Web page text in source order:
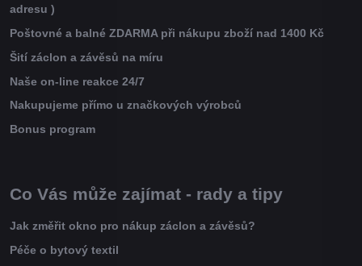
adresu )
Poštovné a balné ZDARMA při nákupu zboží nad 1400 Kč
Šití záclon a závěsů na míru
Naše on-line reakce 24/7
Nakupujeme přímo u značkových výrobců
Bonus program
Co Vás může zajímat - rady a tipy
Jak změřit okno pro nákup záclon a závěsů?
Péče o bytový textil